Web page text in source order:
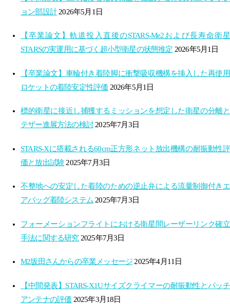
ョン部設計 2026年5月1日
【卒業論文】軌道投入直後のSTARS-Me2および長寿命衛星
STARSの実運用に基づく超小型衛星の状態推定 2026年5月1日
【卒業論文】車輪付き着陸脚に衝撃吸収機構を挿入した再使用
ロケットの着陸安定性評価 2026年5月1日
標的衛星に接近し捕獲するミッションを想定した衛星の分離と
テザー進展方法の検討 2025年7月3日
STARS-Xに搭載される60cm正方形ネット放出機構の耐振動性評
価と放出試験 2025年7月3日
不整地への安定した着陸のための逆止弁による流量制御付きエ
アバッグ着陸システム 2025年7月3日
フォーメーションフライトにおける衛星間レーザーリンク確立
手法に関する研究 2025年7月3日
M2坂田さんからの卒業メッセージ 2025年4月11日
【中間発表】STARS-X1Uサイズクライマーの耐振動性とパッチ
アンテナの評価 2025年3月18日